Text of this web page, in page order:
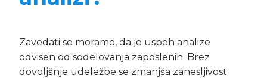
Zavedati se moramo, da je uspeh analize
odvisen od sodelovanja zaposlenih. Brez
dovoljšnje udeležbe se zmanjša zanesljivost